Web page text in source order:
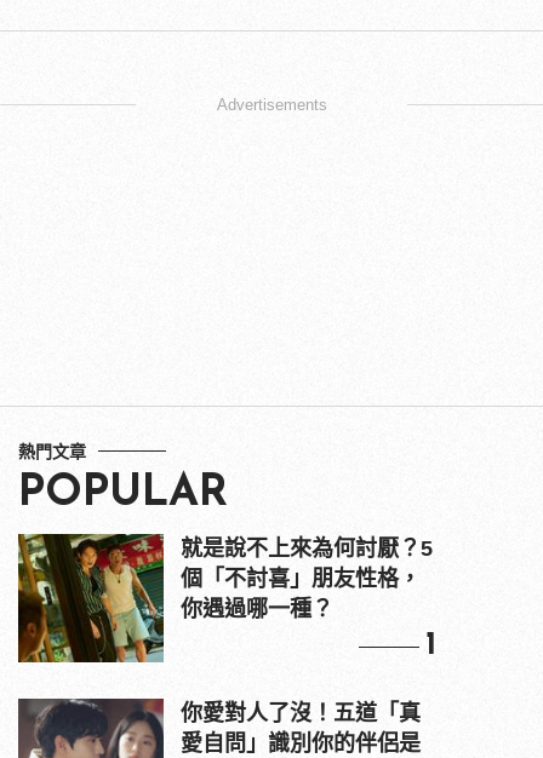
Advertisements
熱門文章
POPULAR
就是說不上來為何討厭？5
個「不討喜」朋友性格，
你遇過哪一種？
1
你愛對人了沒！五道「真
愛自問」識別你的伴侶是